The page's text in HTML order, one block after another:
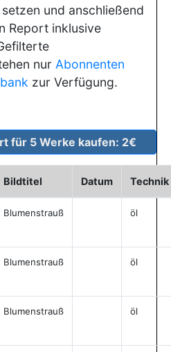
und anschließend
Report inklusive
nur Abonnenten
zur Verfügung.
Bildtitel Datum Technik
Blumenstrauß öl
Blumenstrauß öl
Blumenstrauß öl